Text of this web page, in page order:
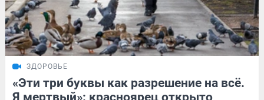
ЗДОРОВЬЕ
«Эти три буквы как разрешение на всё.